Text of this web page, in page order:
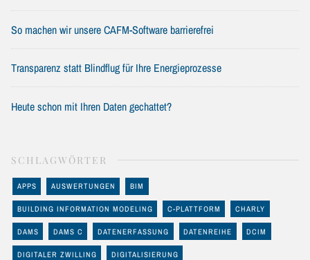
So machen wir unsere CAFM-Software barrierefrei
Transparenz statt Blindflug für Ihre Energieprozesse
Heute schon mit Ihren Daten gechattet?
SCHLAGWÖRTER
APPS AUSWERTUNGEN BIM
BUILDING INFORMATION MODELING C-PLATTFORM CHARLY
DAMS DAMS C DATENERFASSUNG DATENREIHE DCIM
DIGITALER ZWILLING DIGITALISIERUNG